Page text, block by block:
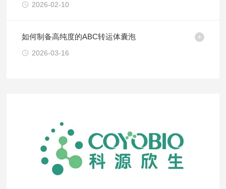
2026-02-10
如何制备高纯度的ABC转运体囊泡
2026-03-16